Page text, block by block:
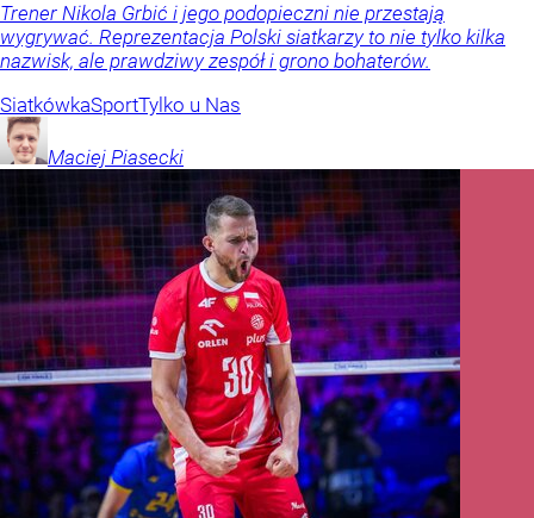
Trener Nikola Grbić i jego podopieczni nie przestają
wygrywać. Reprezentacja Polski siatkarzy to nie tylko kilka
nazwisk, ale prawdziwy zespół i grono bohaterów.
SiatkówkaSportTylko u Nas
Maciej Piasecki